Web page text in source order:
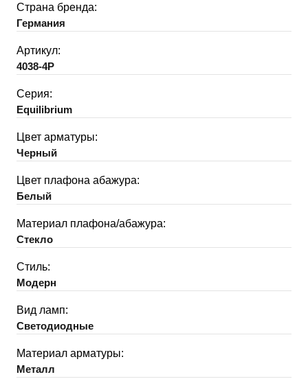
Страна бренда:
Германия
Артикул:
4038-4P
Серия:
Equilibrium
Цвет арматуры:
Черный
Цвет плафона абажура:
Белый
Материал плафона/абажура:
Стекло
Стиль:
Модерн
Вид ламп:
Светодиодные
Материал арматуры:
Металл